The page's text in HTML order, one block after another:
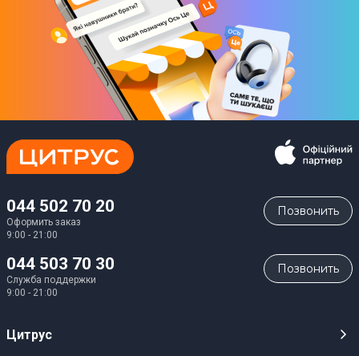
044 502 70 20
Оформить заказ
9:00 - 21:00
Позвонить
044 503 70 30
Служба поддержки
9:00 - 21:00
Позвонить
Цитрус